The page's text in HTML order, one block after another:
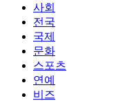
사회
전국
국제
문화
스포츠
연예
비즈